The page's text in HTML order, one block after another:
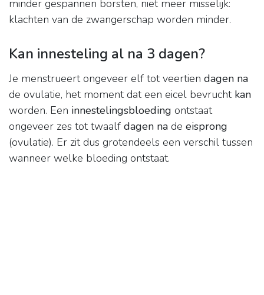
minder gespannen borsten, niet meer misselijk:
klachten van de zwangerschap worden minder.
Kan innesteling al na 3 dagen?
Je menstrueert ongeveer elf tot veertien dagen na
de ovulatie, het moment dat een eicel bevrucht kan
worden. Een innestelingsbloeding ontstaat
ongeveer zes tot twaalf dagen na de eisprong
(ovulatie). Er zit dus grotendeels een verschil tussen
wanneer welke bloeding ontstaat.